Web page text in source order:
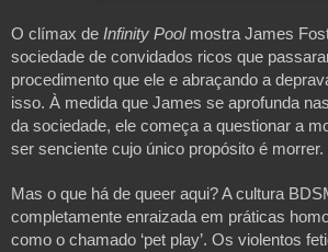
O clímax de Infinity Pool mostra James
sociedade de convidados ricos que
procedimento que ele e abraçando a
isso. À medida que James se aprofunda
da sociedade, ele começa a questionar a
ser senciente cujo único propósito é morrer.
Mas o que há de queer aqui? A cultura
completamente enraizada em práticas
como o chamado ‘pet play’. Os violentos